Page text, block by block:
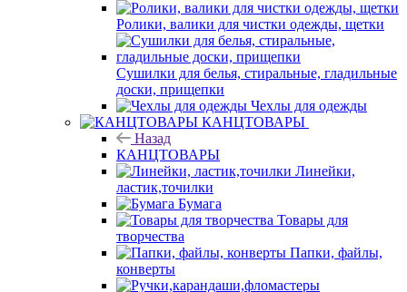
Ролики, валики для чистки одежды, щетки
Сушилки для белья, стиральные, гладильные
доски, прищепки
Чехлы для одежды
КАНЦТОВАРЫ
Назад
КАНЦТОВАРЫ
Линейки,
ластик,точилки
Бумага
Товары для
творчества
Папки, файлы,
конверты